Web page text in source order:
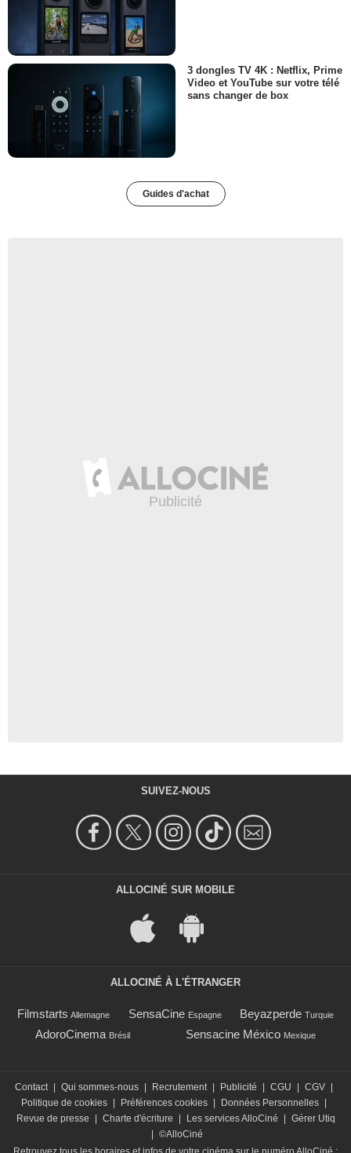
3 dongles TV 4K : Netflix, Prime
Video et YouTube sur votre télé
sans changer de box
Guides d'achat
SUIVEZ-NOUS
ALLOCINÉ SUR MOBILE
ALLOCINÉ À L'ÉTRANGER
Filmstarts Allemagne SensaCine Espagne Beyazperde Turquie
AdoroCinema Brésil Sensacine México Mexique
Contact Qui sommes-nous Recrutement Publicité CGU CGV
Politique de cookies
Préférences cookies Données Personnelles
Revue de presse
Charte d'écriture Les services AlloCiné
Gérer Utiq
©AlloCiné